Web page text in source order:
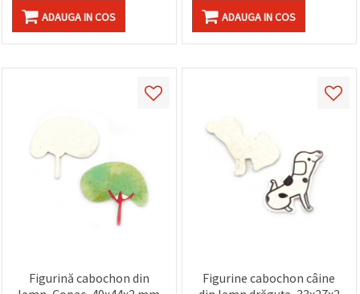
ADAUGA IN COS ADAUGA IN COS
Figurină cabochon din
Figurine cabochon câine